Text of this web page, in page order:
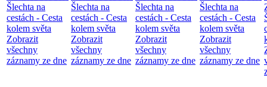
Šlechta na
cestách - Cesta
kolem světa
Zobrazit
všechny
záznamy ze dne
Šlechta na
cestách - Cesta
kolem světa
Zobrazit
všechny
záznamy ze dne
Šlechta na
cestách - Cesta
kolem světa
Zobrazit
všechny
záznamy ze dne
Šlechta na
cestách - Cesta
kolem světa
Zobrazit
všechny
záznamy ze dne